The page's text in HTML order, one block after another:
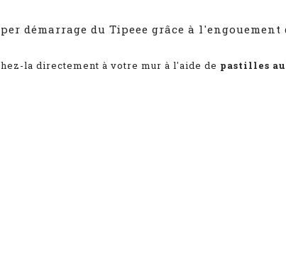
démarrage du Tipeee grâce à l'engouement
la directement à votre mur à l'aide de pastilles